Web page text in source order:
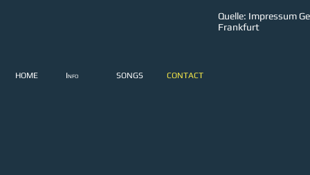
Quelle: Impressum
Frankfurt
HOME Info SONGS CONTACT